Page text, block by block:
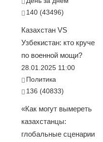
140 (43496)
Казахстан VS
Узбекистан: кто круче
по военной мощи?
28.01.2025 11:00
Политика
136 (40833)
«Как могут вымереть
казахстанцы:
глобальные сценарии